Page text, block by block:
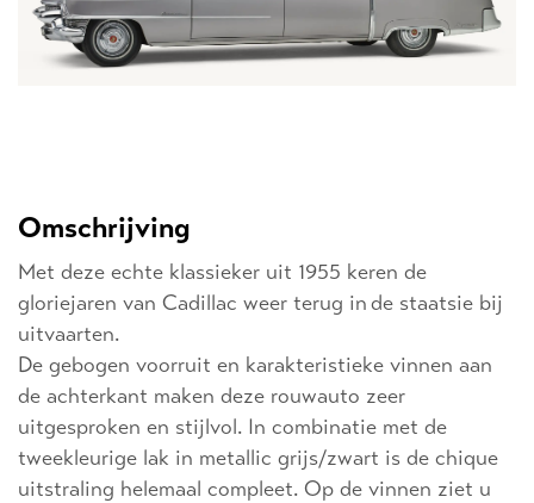
Omschrijving
Met deze echte klassieker uit 1955 keren de
gloriejaren van Cadillac weer terug in de staatsie bij
uitvaarten.
De gebogen voorruit en karakteristieke vinnen aan
de achterkant maken deze rouwauto zeer
uitgesproken en stijlvol. In combinatie met de
tweekleurige lak in metallic grijs/zwart is de chique
uitstraling helemaal compleet. Op de vinnen ziet u